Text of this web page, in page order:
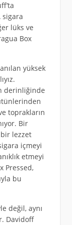
lüks ve
Box
yüksek
derinliğinde
toprakların
Bir
lezzet
içmeyi
etmeyi
Pressed,
bu
değil, aynı
Davidoff